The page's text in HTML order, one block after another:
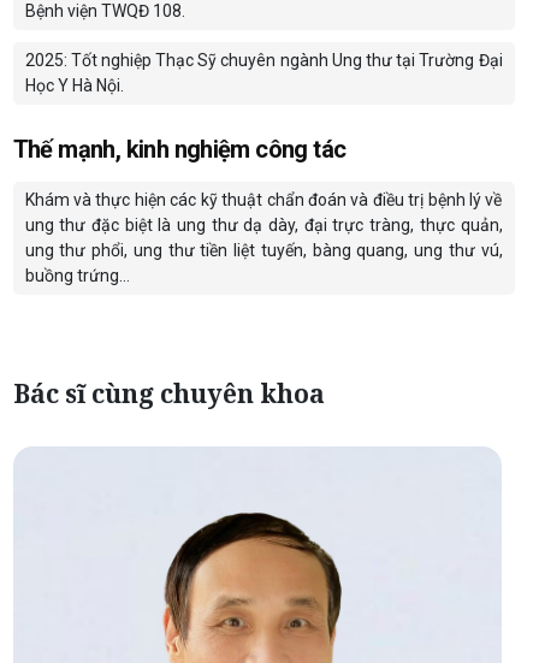
Bệnh viện TWQĐ 108.
2025: Tốt nghiệp Thạc Sỹ chuyên ngành Ung thư tại Trường Đại
Học Y Hà Nội.
Thế mạnh, kinh nghiệm công tác
Khám và thực hiện các kỹ thuật chẩn đoán và điều trị bệnh lý về
ung thư đặc biệt là ung thư dạ dày, đại trực tràng, thực quản,
ung thư phổi, ung thư tiền liệt tuyến, bàng quang, ung thư vú,
buồng trứng…
Bác sĩ cùng chuyên khoa